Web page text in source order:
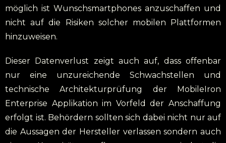
möglich ist Wunschsmartphones anzuschaffen und
nicht auf die Risiken solcher mobilen Plattformen
hinzuweisen.
Dieser Datenverlust zeigt auch auf, dass offenbar
nur eine unzureichende Schwachstellen und
technische Architekturprüfung der MobileIron
Enterprise Applikation im Vorfeld der Anschaffung
erfolgt ist. Behördern sollten sich dabei nicht nur auf
die Aussagen der Hersteller verlassen sondern auch